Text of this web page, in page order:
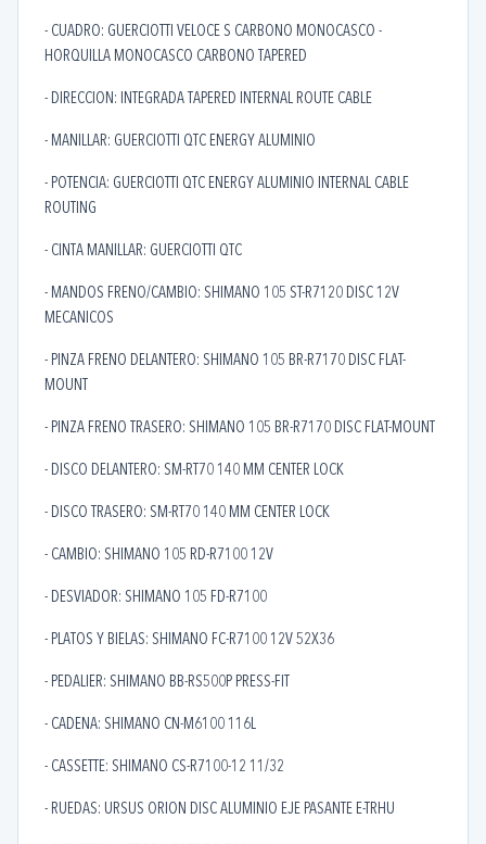
- CUADRO: GUERCIOTTI VELOCE S CARBONO MONOCASCO -
HORQUILLA MONOCASCO CARBONO TAPERED
- DIRECCION: INTEGRADA TAPERED INTERNAL ROUTE CABLE
- MANILLAR: GUERCIOTTI QTC ENERGY ALUMINIO
- POTENCIA: GUERCIOTTI QTC ENERGY ALUMINIO INTERNAL CABLE
ROUTING
- CINTA MANILLAR: GUERCIOTTI QTC
- MANDOS FRENO/CAMBIO: SHIMANO 105 ST-R7120 DISC 12V
MECANICOS
- PINZA FRENO DELANTERO: SHIMANO 105 BR-R7170 DISC FLAT-
MOUNT
- PINZA FRENO TRASERO: SHIMANO 105 BR-R7170 DISC FLAT-MOUNT
- DISCO DELANTERO: SM-RT70 140 MM CENTER LOCK
- DISCO TRASERO: SM-RT70 140 MM CENTER LOCK
- CAMBIO: SHIMANO 105 RD-R7100 12V
- DESVIADOR: SHIMANO 105 FD-R7100
- PLATOS Y BIELAS: SHIMANO FC-R7100 12V 52X36
- PEDALIER: SHIMANO BB-RS500P PRESS-FIT
- CADENA: SHIMANO CN-M6100 116L
- CASSETTE: SHIMANO CS-R7100-12 11/32
- RUEDAS: URSUS ORION DISC ALUMINIO EJE PASANTE E-TRHU